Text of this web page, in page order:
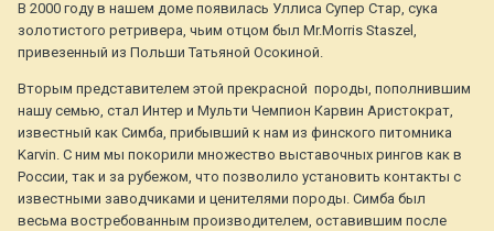
В 2000 году в нашем доме появилась Уллиса Супер Стар, сука
золотистого ретривера, чьим отцом был Mr.Morris Staszel,
привезенный из Польши Татьяной Осокиной.
Вторым представителем этой прекрасной породы, пополнившим
нашу семью, стал Интер и Мульти Чемпион Карвин Аристократ,
известный как Симба, прибывший к нам из финского питомника
Karvin. С ним мы покорили множество выставочных рингов как в
России, так и за рубежом, что позволило установить контакты с
известными заводчиками и ценителями породы. Симба был
весьма востребованным производителем, оставившим после